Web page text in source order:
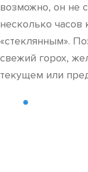
возможно, он не
несколько часов
«стеклянным».
свежий горох,
текущем или